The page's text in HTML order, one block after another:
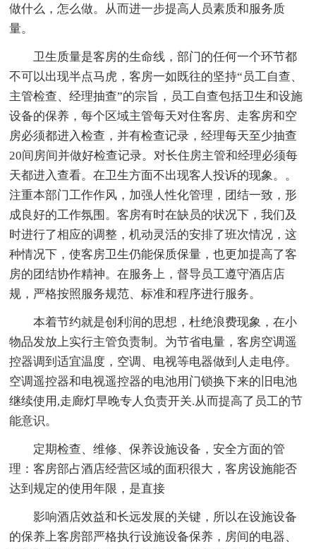
做什么，怎么做。从而进一步提高人员素质和服务质
量。
卫生质量是客房的生命线，部门的任何一个环节都
不可以出现半点马虎，客房一如既往的坚持“员工自查、
主管检查、经理抽查”的宗旨，员工自查包括卫生和设施
设备的保养，每个区域主管每天对住客房、走客房和空
房必须都进入检查，并有检查记录，经理每天至少抽查
20间房间并做好检查记录。对长住房主管和经理必须每
天都进入查看。在卫生方面不出现客人投诉的现象。。
注重本部门工作作风，加强人性化管理，团结一致，形
成良好的工作氛围。客房有时在缺员的状况下，我们及
时进行了相应的调整，机动灵活的安排了班次情况，这
种情况下，使客房卫生仍能保质保量，也更加提高了客
房的团结协作精神。在服务上，督导员工遵守酒店店
规，严格按照服务规范、标准和程序进行服务。
本着节约就是创利润的思想，杜绝浪费现象，在小
物品发放上实行主管负责制。为节省电量，客房空调遥
控器调到适宜温度，空调、电视等电器做到人走电停。
空调遥控器和电视遥控器的电池用门锁换下来的旧电池
继续使用,走廊灯早晚专人负责开关.从而提高了员工的节
能意识。
定期检查、维修、保养设施设备，安全方面的管
理：客房部占酒店经营区域的面积很大，客房设施能否
达到规定的使用年限，是直接
影响酒店效益和长远发展的关键，所以在设施设备
的保养上客房部严格执行设施设备保养，房间的电器、